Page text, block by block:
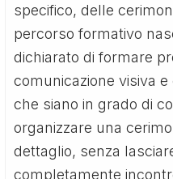
specifico, delle
percorso formativo
dichiarato di formare
comunicazione visiva
che siano in grado di
organizzare una
dettaglio, senza
completamente